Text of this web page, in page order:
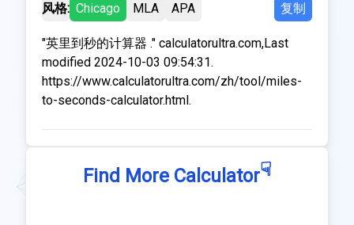
风格: Chicago MLA APA 复制
"英里到秒的计算器 ." calculatorultra.com,Last
modified 2024-10-03 09:54:31.
https://www.calculatorultra.com/zh/tool/miles-
to-seconds-calculator.html.
Find More Calculator☟